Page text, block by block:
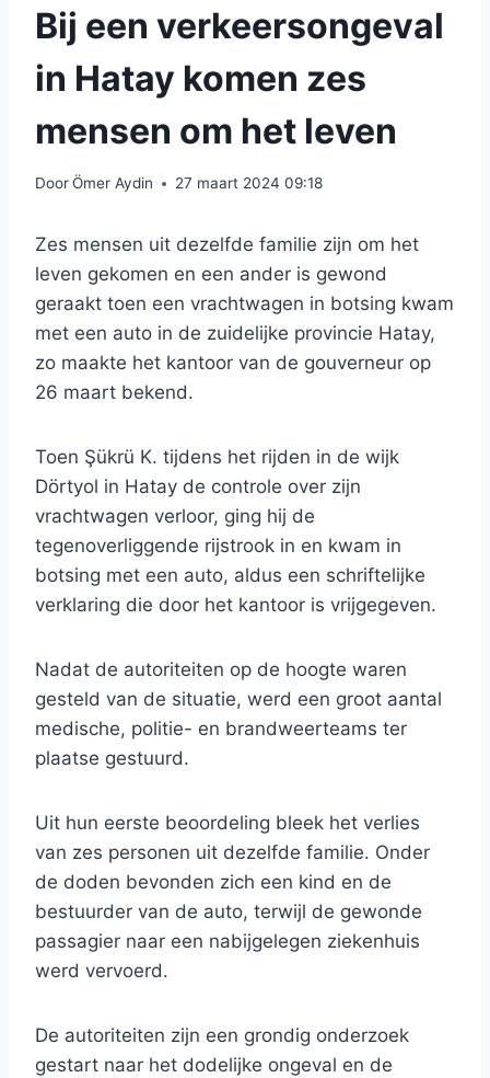
Bij een verkeersongeval
in Hatay komen zes
mensen om het leven
DoorÖmer Aydin 27 maart 2024 09:18
Zes mensen uit dezelfde familie zijn om het
leven gekomen en een ander is gewond
geraakt toen een vrachtwagen in botsing kwam
met een auto in de zuidelijke provincie Hatay,
zo maakte het kantoor van de gouverneur op
26 maart bekend.
Toen Şükrü K. tijdens het rijden in de wijk
Dörtyol in Hatay de controle over zijn
vrachtwagen verloor, ging hij de
tegenoverliggende rijstrook in en kwam in
botsing met een auto, aldus een schriftelijke
verklaring die door het kantoor is vrijgegeven.
Nadat de autoriteiten op de hoogte waren
gesteld van de situatie, werd een groot aantal
medische, politie- en brandweerteams ter
plaatse gestuurd.
Uit hun eerste beoordeling bleek het verlies
van zes personen uit dezelfde familie. Onder
de doden bevonden zich een kind en de
bestuurder van de auto, terwijl de gewonde
passagier naar een nabijgelegen ziekenhuis
werd vervoerd.
De autoriteiten zijn een grondig onderzoek
gestart naar het dodelijke ongeval en de